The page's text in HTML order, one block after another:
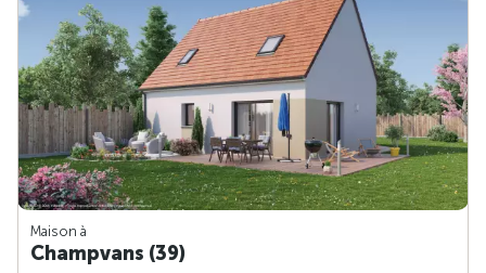
Maison à
Champvans (39)